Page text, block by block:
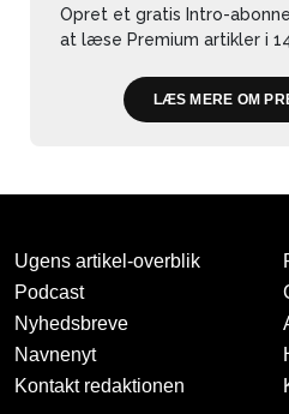
Opret et gratis Intro-
at læse Premium artikler i
LÆS MERE OM
Ugens artikel-overblik
Podcast
Nyhedsbreve
Navnenyt
Kontakt redaktionen